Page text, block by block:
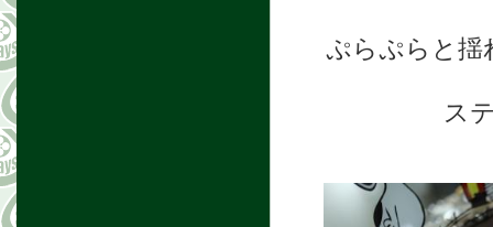
ぷらぷらと揺
ス